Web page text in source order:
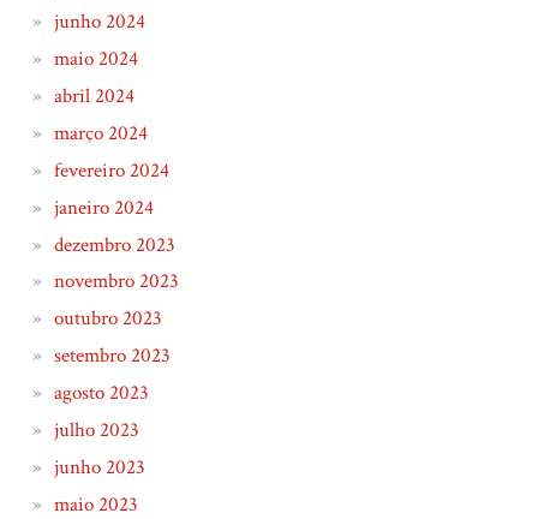
junho 2024
maio 2024
abril 2024
março 2024
fevereiro 2024
janeiro 2024
dezembro 2023
novembro 2023
outubro 2023
setembro 2023
agosto 2023
julho 2023
junho 2023
maio 2023